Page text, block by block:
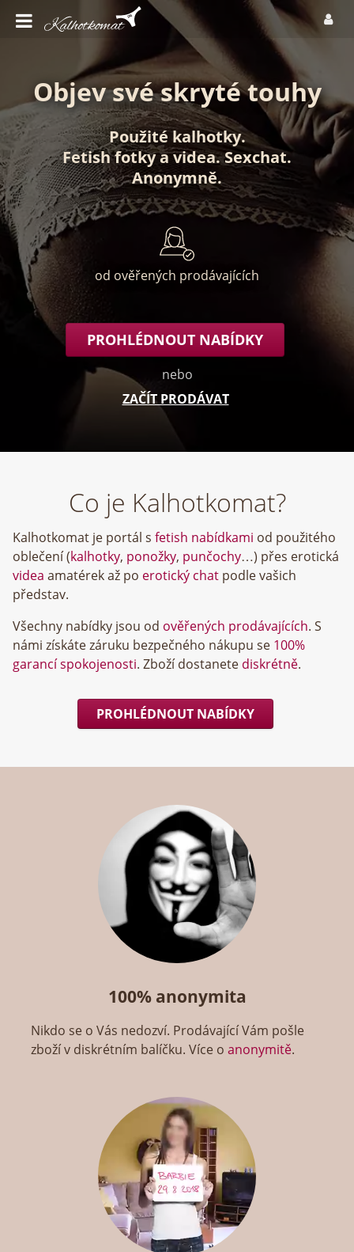
Objev své skryté touhy
Použité kalhotky.
Fetish fotkyavidea.Sexchat.
Anonymně.
od ověřených prodávajících
PROHLÉDNOUT NABÍDKY
nebo
ZAČÍT PRODÁVAT
Co je Kalhotkomat?
Kalhotkomat je portál s fetish nabídkami od použitého
oblečení (kalhotky, ponožky, punčochy…) přes erotická
videa amatérek až po erotický chat podle vašich
představ.
Všechny nabídky jsou od ověřených prodávajících. S
námi získáte záruku bezpečného nákupu se 100%
garancí spokojenosti. Zboží dostanete diskrétně.
PROHLÉDNOUT NABÍDKY
100% anonymita
Nikdo se o Vás nedozví. Prodávající Vám pošle
zboží v diskrétním balíčku. Více oanonymitě.